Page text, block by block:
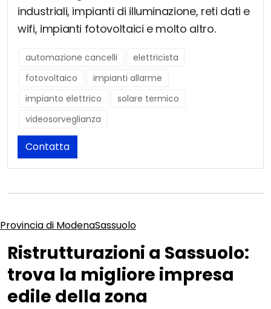
industriali, impianti di illuminazione, reti dati e
wifi, impianti fotovoltaici e molto altro.
automazione cancelli
elettricista
fotovoltaico
impianti allarme
impianto elettrico
solare termico
videosorveglianza
Contatta
Provincia di ModenaSassuolo
Ristrutturazioni a Sassuolo:
trova la migliore impresa
edile della zona